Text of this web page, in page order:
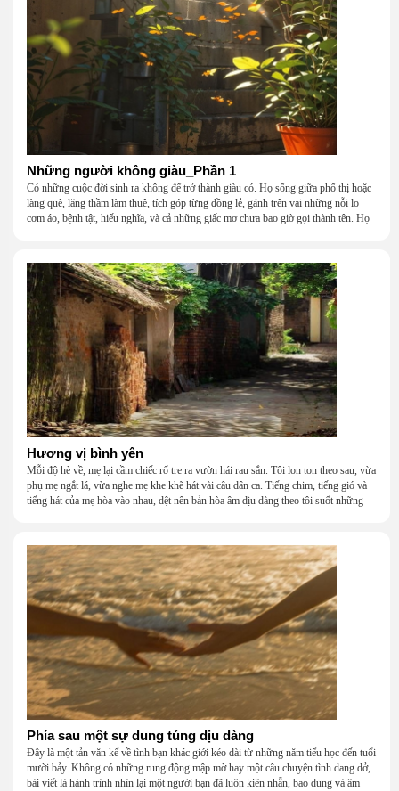
Những người không giàu_Phần 1
Có những cuộc đời sinh ra không để trở thành giàu có. Họ sống giữa phố thị hoặc
làng quê, lặng thầm làm thuê, tích góp từng đồng lẻ, gánh trên vai những nỗi lo
cơm áo, bệnh tật, hiếu nghĩa, và cả những giấc mơ chưa bao giờ gọi thành tên. Họ
một mái nhà bằng lòng thương, bằng sự nhẫn nại và một niềm tin cũ kỹ rằng: dẫu
nghèo đến đâu, cũng còn có nhau để quay về.
Hương vị bình yên
Mỗi độ hè về, mẹ lại cầm chiếc rổ tre ra vườn hái rau sắn. Tôi lon ton theo sau, vừa
phụ mẹ ngắt lá, vừa nghe mẹ khe khẽ hát vài câu dân ca. Tiếng chim, tiếng gió và
tiếng hát của mẹ hòa vào nhau, dệt nên bản hòa âm dịu dàng theo tôi suốt những
Phía sau một sự dung túng dịu dàng
Đây là một tản văn kể về tình bạn khác giới kéo dài từ những năm tiểu học đến tuổi
mười bảy. Không có những rung động mập mờ hay một câu chuyện tình dang dở,
bài viết là hành trình nhìn lại một người bạn đã luôn kiên nhẫn, bao dung và âm